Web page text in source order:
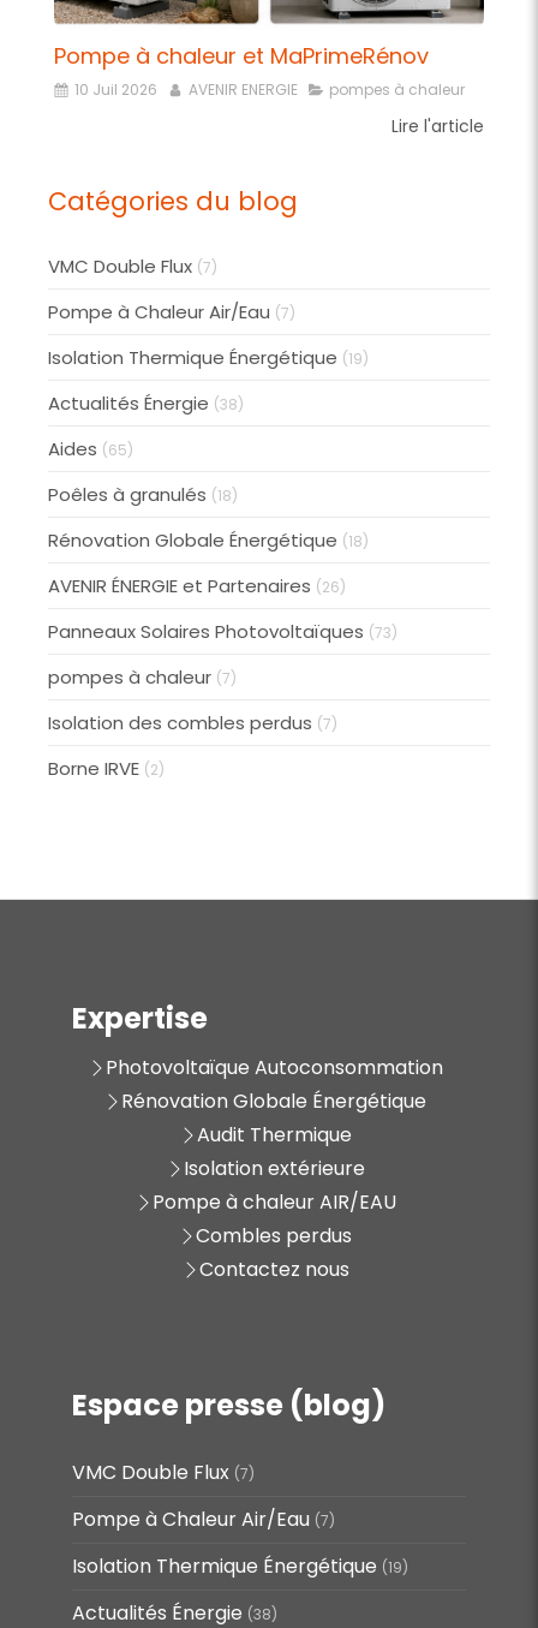
Pompe à chaleur et MaPrimeRénov
10 Juil 2026 AVENIR ENERGIE pompes à chaleur
Lire l'article
Catégories du blog
VMC Double Flux (7)
Pompe à Chaleur Air/Eau (7)
Isolation Thermique Énergétique (19)
Actualités Énergie (38)
Aides (65)
Poêles à granulés (18)
Rénovation Globale Énergétique (18)
AVENIR ÉNERGIE et Partenaires (26)
Panneaux Solaires Photovoltaïques (73)
pompes à chaleur (7)
Isolation des combles perdus (7)
Borne IRVE (2)
Expertise
Photovoltaïque Autoconsommation
Rénovation Globale Énergétique
Audit Thermique
Isolation extérieure
Pompe à chaleur AIR/EAU
Combles perdus
Contactez nous
Espace presse (blog)
VMC Double Flux (7)
Pompe à Chaleur Air/Eau (7)
Isolation Thermique Énergétique (19)
Actualités Énergie (38)